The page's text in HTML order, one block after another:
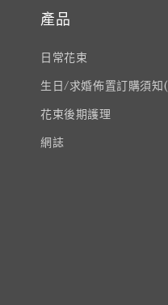
產品
日常花束
生日/求婚佈置訂購須知
花束後期護理
網誌